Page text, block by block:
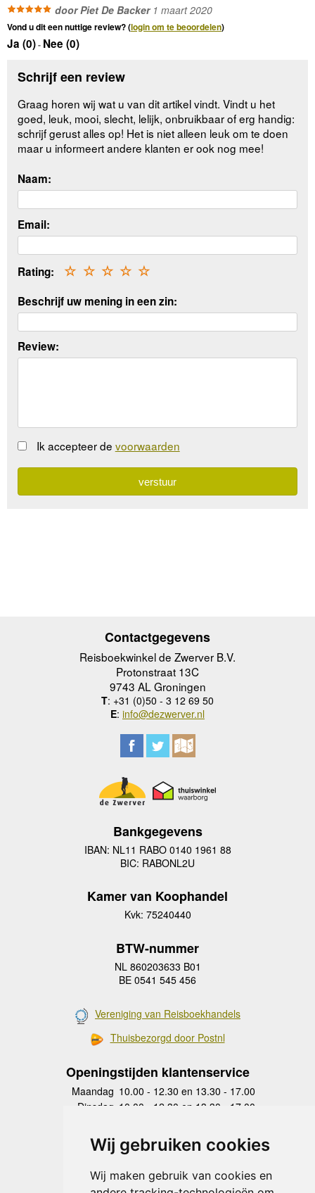
Wij gebruiken cookies
Wij maken gebruik van cookies en
door Piet De Backer1 maart 2020
Vond u dit een nuttige review? (login om te beoordelen)
Ja (0)- Nee (0)
Schrijf een review
Graag horen wij wat u van dit artikel vindt. Vindt u het
goed, leuk, mooi, slecht, lelijk, onbruikbaar of erg handig:
schrijf gerust alles op! Het is niet alleen leuk om te doen
maar u informeert andere klanten er ook nog mee!
Naam:
Email:
Rating: ☆
☆
☆
☆
☆
Beschrijf uw mening in een zin:
Review:
Ik accepteer de voorwaarden
Contactgegevens
Reisboekwinkel de Zwerver B.V.
Protonstraat 13C
9743 AL Groningen
T: +31 (0)50 - 3 12 69 50
E: info@dezwerver.nl
Bankgegevens
IBAN: NL11 RABO 0140 1961 88
BIC: RABONL2U
Kamer van Koophandel
Kvk: 75240440
BTW-nummer
NL 860203633 B01
BE 0541 545 456
Vereniging van Reisboekhandels
Thuisbezorgd door Postnl
Openingstijden klantenservice
Maandag 10.00 - 12.30 en 13.30 - 17.00
Dinsdag 10.00 - 12.30 en 13.30 - 17.00
Donderdag
10.00 - 12.30 en 13.30 - 17.00
Vrijdag 10.00 - 12.30 en 13.30 - 17.00
Zaterdag
gesloten
Zondag gesloten